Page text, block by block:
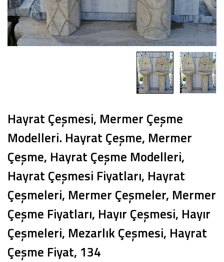
Hayrat Çeşmesi, Mermer Çeşme
Modelleri. Hayrat Çeşme, Mermer
Çeşme, Hayrat Çeşme Modelleri,
Hayrat Çeşmesi Fiyatları, Hayrat
Çeşmeleri, Mermer Çeşmeler, Mermer
Çeşme Fiyatları, Hayır Çeşmesi, Hayır
Çeşmeleri, Mezarlık Çeşmesi, Hayrat
Çeşme Fiyat, 134